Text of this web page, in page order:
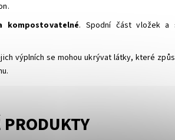
kompostovatelné. Spodní část vložek a
výplních se mohou ukrývat látky, které